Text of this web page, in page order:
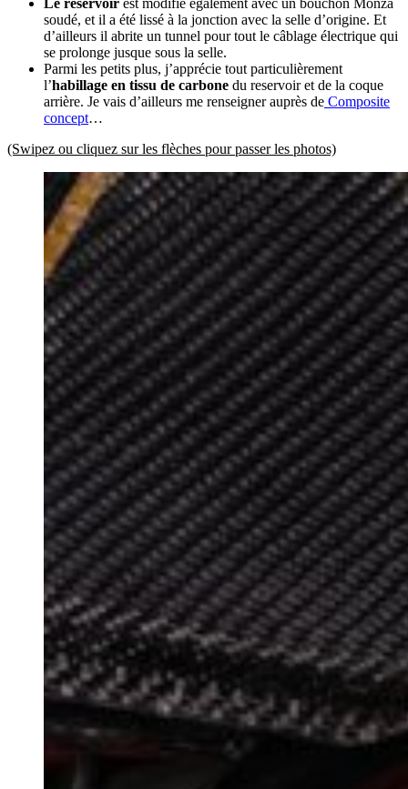
soudé, et il a été lissé à la jonction avec la selle d’origine. Et
d’ailleurs il abrite un tunnel pour tout le câblage électrique qui
se prolonge jusque sous la selle.
Parmi les petits plus, j’apprécie tout particulièrement
l’habillage en tissu de carbone du reservoir et de la coque
arrière. Je vais d’ailleurs me renseigner auprès de Composite
concept…
(Swipez ou cliquez sur les flèches pour passer les photos)